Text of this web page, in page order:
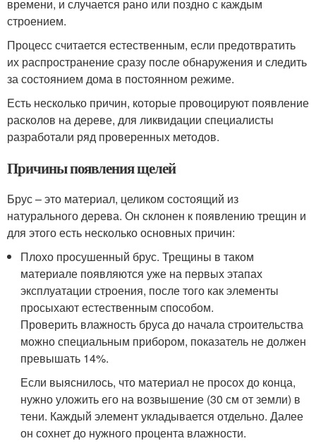
времени, и случается рано или поздно с каждым
строением.
Процесс считается естественным, если предотвратить
их распространение сразу после обнаружения и следить
за состоянием дома в постоянном режиме.
Есть несколько причин, которые провоцируют появление
расколов на дереве, для ликвидации специалисты
разработали ряд проверенных методов.
Причины появления щелей
Брус – это материал, целиком состоящий из
натурального дерева. Он склонен к появлению трещин и
для этого есть несколько основных причин:
Плохо просушенный брус. Трещины в таком
материале появляются уже на первых этапах
эксплуатации строения, после того как элементы
просыхают естественным способом.
Проверить влажность бруса до начала строительства
можно специальным прибором, показатель не должен
превышать 14%.
Если выяснилось, что материал не просох до конца,
нужно уложить его на возвышение (30 см от земли) в
тени. Каждый элемент укладывается отдельно. Далее
он сохнет до нужного процента влажности.